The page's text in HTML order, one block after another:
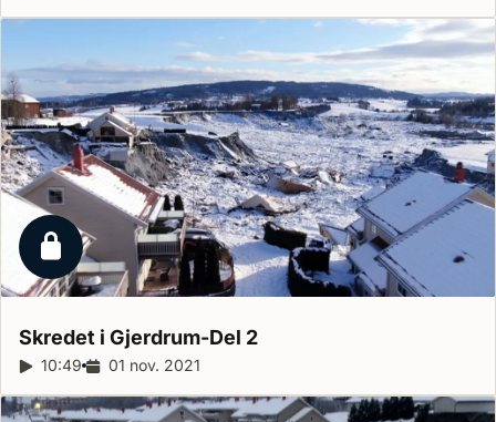
Låst reportage
Skredet i Gjerdrum-Del 2
Reportagelängd:
10:49 Releasedatum:
01 nov. 2021